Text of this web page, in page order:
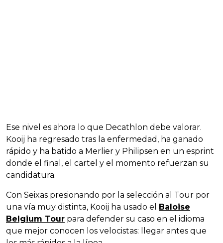
Ese nivel es ahora lo que Decathlon debe valorar.
Kooij ha regresado tras la enfermedad, ha ganado
rápido y ha batido a Merlier y Philipsen en un esprint
donde el final, el cartel y el momento refuerzan su
candidatura.
Con Seixas presionando por la selección al Tour por
una vía muy distinta, Kooij ha usado el Baloise
Belgium Tour para defender su caso en el idioma
que mejor conocen los velocistas: llegar antes que